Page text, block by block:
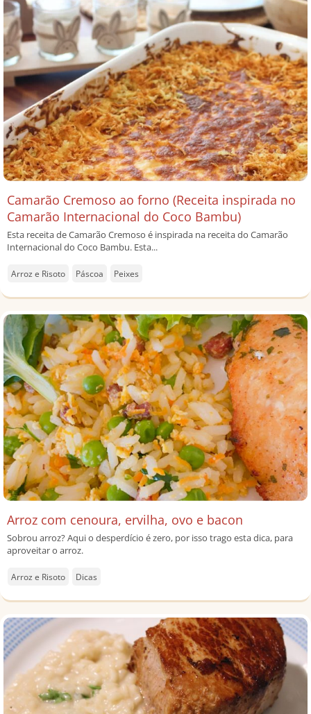
Camarão Cremoso ao forno (Receita inspirada no
Camarão Internacional do Coco Bambu)
Esta receita de Camarão Cremoso é inspirada na receita do Camarão
Internacional do Coco Bambu. Esta...
Arroz e Risoto Páscoa Peixes
Arroz com cenoura, ervilha, ovo e bacon
Sobrou arroz? Aqui o desperdício é zero, por isso trago esta dica, para
aproveitar o arroz.
Arroz e Risoto Dicas